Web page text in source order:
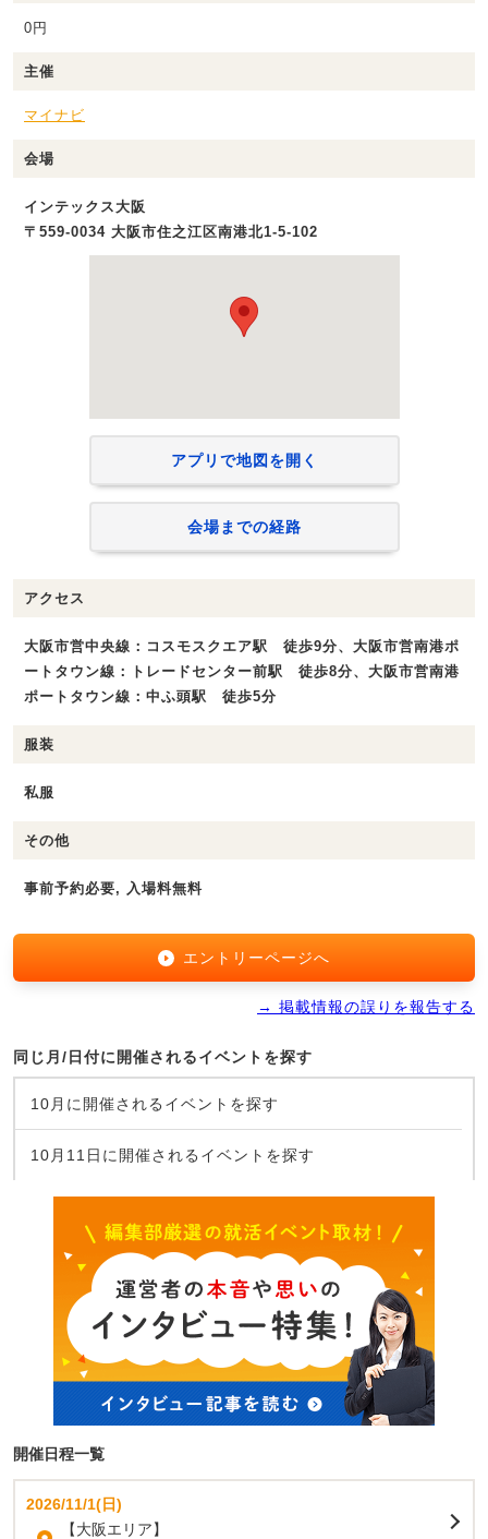
0円
主催
マイナビ
会場
インテックス大阪
〒559-0034 大阪市住之江区南港北1-5-102
アプリで地図を開く
会場までの経路
アクセス
大阪市営中央線：コスモスクエア駅 徒歩9分、大阪市営南港ポ
ートタウン線：トレードセンター前駅 徒歩8分、大阪市営南港
ポートタウン線：中ふ頭駅 徒歩5分
服装
私服
その他
事前予約必要, 入場料無料
エントリーページへ
→ 掲載情報の誤りを報告する
同じ月/日付に開催されるイベントを探す
10月に開催されるイベントを探す
10月11日に開催されるイベントを探す
開催日程一覧
2026/11/1(日)
【大阪エリア】